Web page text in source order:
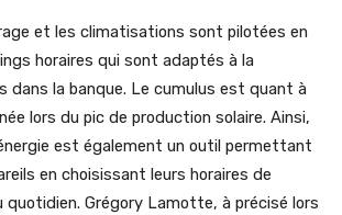
et les climatisations sont pilotées en
horaires qui sont adaptés à la
dans la banque. Le cumulus est quant à
lors du pic de production solaire. Ainsi,
est également un outil permettant
en choisissant leurs horaires de
quotidien. Grégory Lamotte, à précisé lors